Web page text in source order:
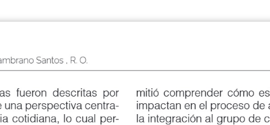
descritas por
perspectiva centra
-
lo cual per
-
mitió comprender cómo estas
impactan en el proceso de
la integración al grupo de
Santos , R. O.